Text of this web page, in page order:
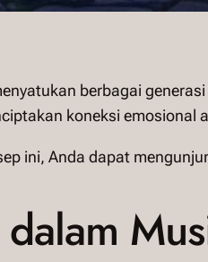
berbagai
koneksi emosional
ini, Anda dapat